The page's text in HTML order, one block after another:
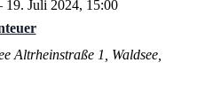
19. Juli 2024, 15:00
Altrheinstraße 1, Waldsee,